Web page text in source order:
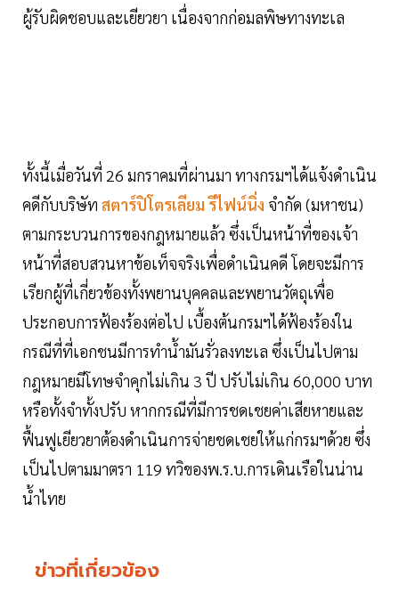
ผู้รับผิดชอบและเยียวยา เนื่องจากก่อมลพิษทางทะเล
ทั้งนี้เมื่อวันที่ 26 มกราคมที่ผ่านมา ทางกรมฯได้แจ้งดำเนิน
คดีกับบริษัท สตาร์ปิโตรเลียม รีไฟน์นิ่ง จำกัด (มหาชน)
ตามกระบวนการของกฎหมายแล้ว ซึ่งเป็นหน้าที่ของเจ้า
หน้าที่สอบสวนหาข้อเท็จจริงเพื่อดำเนินคดี โดยจะมีการ
เรียกผู้ที่เกี่ยวข้องทั้งพยานบุคคลและพยานวัตถุเพื่อ
ประกอบการฟ้องร้องต่อไป เบื้องต้นกรมฯได้ฟ้องร้องใน
กรณีที่ที่เอกชนมีการทำน้ำมันรั่วลงทะเล ซึ่งเป็นไปตาม
กฎหมายมีโทษจำคุกไม่เกิน 3 ปี ปรับไม่เกิน 60,000 บาท
หรือทั้งจำทั้งปรับ หากกรณีที่มีการชดเชยค่าเสียหายและ
ฟื้นฟูเยียวยาต้องดำเนินการจ่ายชดเชยให้แก่กรมฯด้วย ซึ่ง
เป็นไปตามมาตรา 119 ทวิของพ.ร.บ.การเดินเรือในน่าน
น้ำไทย
ข่าวที่เกี่ยวข้อง